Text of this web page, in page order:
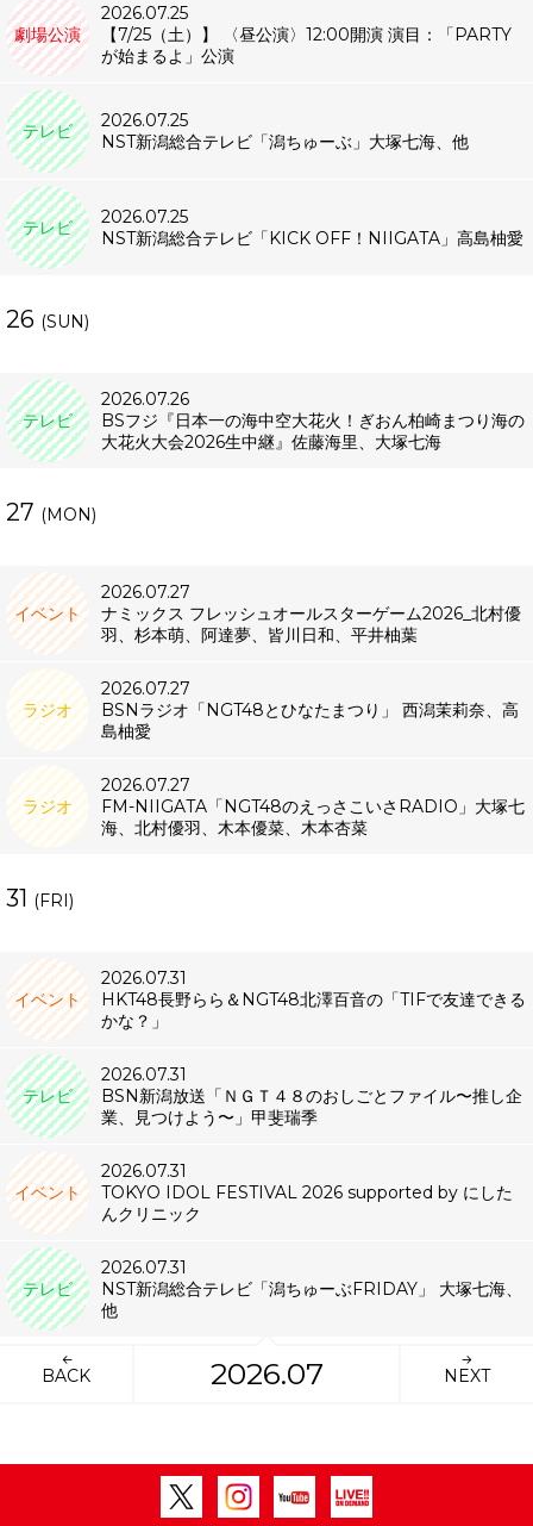
劇場公演
2026.07.25
【7/25（土）】 〈昼公演〉12:00開演 演目：「PARTY
が始まるよ」公演
テレビ
2026.07.25
NST新潟総合テレビ「潟ちゅーぶ」大塚七海、他
テレビ
2026.07.25
NST新潟総合テレビ「KICK OFF！NIIGATA」高島柚愛
26 (SUN)
テレビ
2026.07.26
BSフジ『日本一の海中空大花火！ぎおん柏崎まつり海の
大花火大会2026生中継』佐藤海里、大塚七海
27 (MON)
イベント
2026.07.27
ナミックス フレッシュオールスターゲーム2026_北村優
羽、杉本萌、阿達夢、皆川日和、平井柚葉
ラジオ
2026.07.27
BSNラジオ「NGT48とひなたまつり」 西潟茉莉奈、高
島柚愛
ラジオ
2026.07.27
FM-NIIGATA「NGT48のえっさこいさRADIO」大塚七
海、北村優羽、木本優菜、木本杏菜
31 (FRI)
イベント
2026.07.31
HKT48長野らら＆NGT48北澤百音の「TIFで友達できる
かな？」
テレビ
2026.07.31
BSN新潟放送「ＮＧＴ４８のおしごとファイル〜推し企
業、見つけよう〜」甲斐瑞季
イベント
2026.07.31
TOKYO IDOL FESTIVAL 2026 supported by にした
んクリニック
テレビ
2026.07.31
NST新潟総合テレビ「潟ちゅーぶFRIDAY」 大塚七海、
他
BACK 2026.07 NEXT